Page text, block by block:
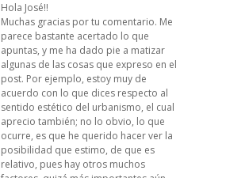
Hola José!!
Muchas gracias por tu comentario. Me
parece bastante acertado lo que
apuntas, y me ha dado pie a matizar
algunas de las cosas que expreso en el
post. Por ejemplo, estoy muy de
acuerdo con lo que dices respecto al
sentido estético del urbanismo, el cual
aprecio también; no lo obvio, lo que
ocurre, es que he querido hacer ver la
posibilidad que estimo, de que es
relativo, pues hay otros muchos